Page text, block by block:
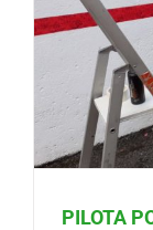
PILOTA